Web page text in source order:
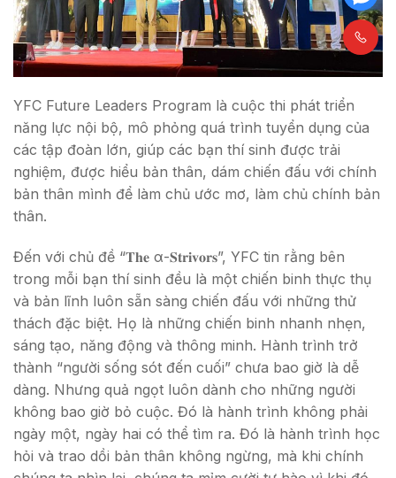
YFC Future Leaders Program là cuộc thi phát triển
năng lực nội bộ, mô phỏng quá trình tuyển dụng của
các tập đoàn lớn, giúp các bạn thí sinh được trải
nghiệm, được hiểu bản thân, dám chiến đấu với chính
bản thân mình để làm chủ ước mơ, làm chủ chính bản
thân.
Đến với chủ đề “𝐓𝐡𝐞 α-𝐒𝐭𝐫𝐢𝐯𝐨𝐫𝐬”, YFC tin rằng bên
trong mỗi bạn thí sinh đều là một chiến binh thực thụ
và bản lĩnh luôn sẵn sàng chiến đấu với những thử
thách đặc biệt. Họ là những chiến binh nhanh nhẹn,
sáng tạo, năng động và thông minh. Hành trình trở
thành “người sống sót đến cuối” chưa bao giờ là dễ
dàng. Nhưng quả ngọt luôn dành cho những người
không bao giờ bỏ cuộc. Đó là hành trình không phải
ngày một, ngày hai có thể tìm ra. Đó là hành trình học
hỏi và trao dồi bản thân không ngừng, mà khi chính